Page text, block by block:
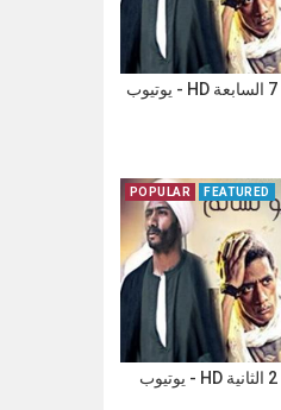
POPULAR FEATURED